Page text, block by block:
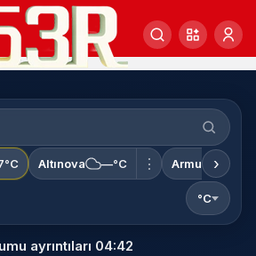
Altınova —°C ⋮ Armutlu›
°C
ayrıntıları 04:42